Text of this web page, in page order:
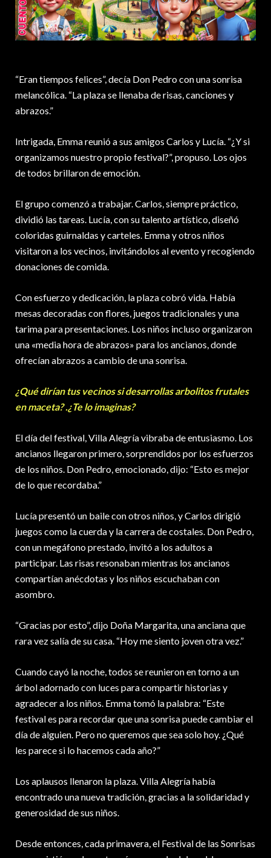
“Eran tiempos felices”, decía Don Pedro con una sonrisa
melancólica. “La plaza se llenaba de risas, canciones y
abrazos.”
Intrigada, Emma reunió a sus amigos Carlos y Lucía. “¿Y si
organizamos nuestro propio festival?”, propuso. Los ojos
de todos brillaron de emoción.
El grupo comenzó a trabajar. Carlos, siempre práctico,
dividió las tareas. Lucía, con su talento artístico, diseñó
coloridas guirnaldas y carteles. Emma y otros niños
visitaron a los vecinos, invitándolos al evento y recogiendo
donaciones de comida.
Con esfuerzo y dedicación, la plaza cobró vida. Había
mesas decoradas con flores, juegos tradicionales y una
tarima para presentaciones. Los niños incluso organizaron
una «media hora de abrazos» para los ancianos, donde
ofrecían abrazos a cambio de una sonrisa.
¿Qué dirían tus vecinos si desarrollas arbolitos frutales
en maceta? .¿Te lo imaginas?
El día del festival, Villa Alegría vibraba de entusiasmo. Los
ancianos llegaron primero, sorprendidos por los esfuerzos
de los niños. Don Pedro, emocionado, dijo: “Esto es mejor
de lo que recordaba.”
Lucía presentó un baile con otros niños, y Carlos dirigió
juegos como la cuerda y la carrera de costales. Don Pedro,
con un megáfono prestado, invitó a los adultos a
participar. Las risas resonaban mientras los ancianos
compartían anécdotas y los niños escuchaban con
asombro.
“Gracias por esto”, dijo Doña Margarita, una anciana que
rara vez salía de su casa. “Hoy me siento joven otra vez.”
Cuando cayó la noche, todos se reunieron en torno a un
árbol adornado con luces para compartir historias y
agradecer a los niños. Emma tomó la palabra: “Este
festival es para recordar que una sonrisa puede cambiar el
día de alguien. Pero no queremos que sea solo hoy. ¿Qué
les parece si lo hacemos cada año?”
Los aplausos llenaron la plaza. Villa Alegría había
encontrado una nueva tradición, gracias a la solidaridad y
generosidad de sus niños.
Desde entonces, cada primavera, el Festival de las Sonrisas